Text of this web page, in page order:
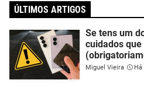
ÚLTIMOS ARTIGOS
Se tens um
cuidados
Miguel Vieira